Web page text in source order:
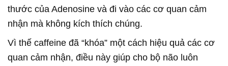
thước của Adenosine và đi vào các cơ quan cảm
nhận mà không kích thích chúng.
Vì thế caffeine đã “khóa” một cách hiệu quả các cơ
quan cảm nhận, điều này giúp cho bộ não luôn